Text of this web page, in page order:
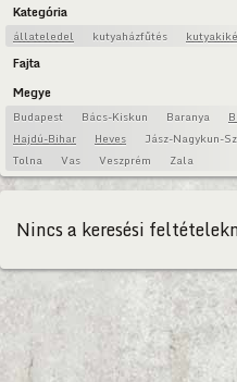
Kategória
állateledel kutyaházfűtés
Fajta
Megye
Budapest Bács-Kiskun Baranya
Hajdú-Bihar
Heves Jász-Nagykun-
Tolna
Vas Veszprém Zala
Nincs a keresési